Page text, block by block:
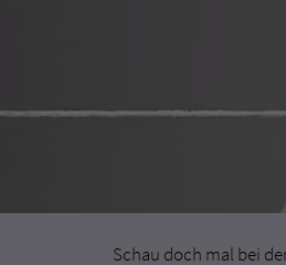
Schau doch mal bei